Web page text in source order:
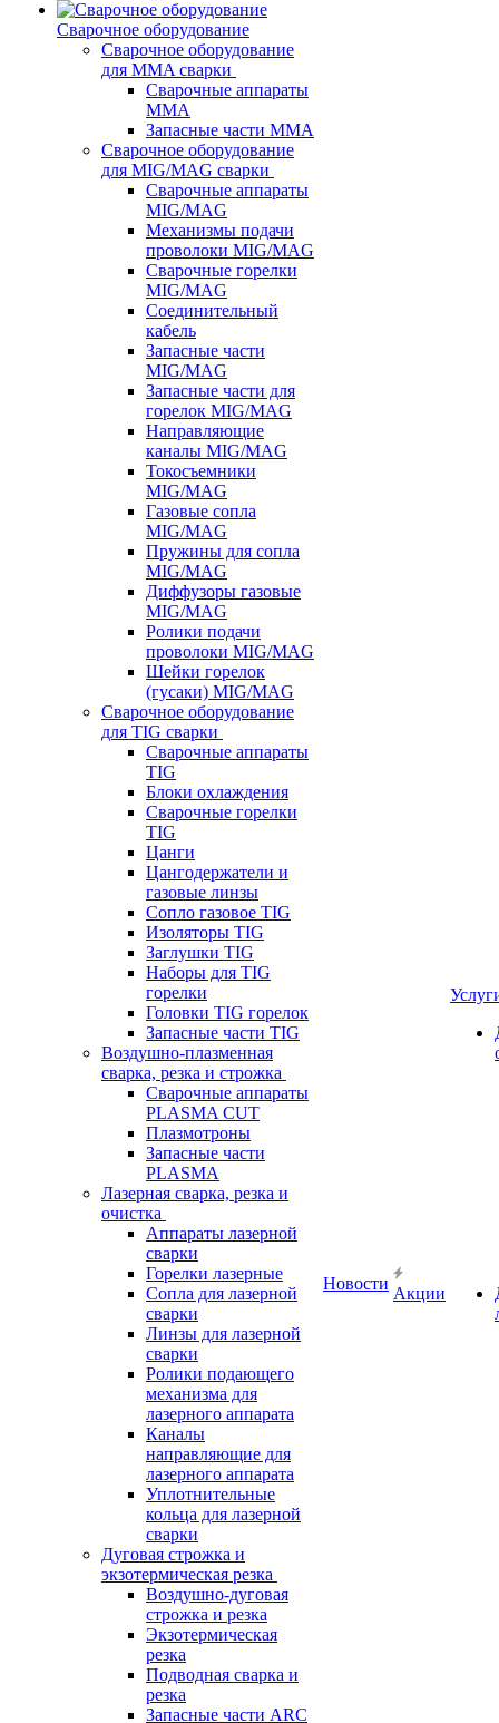
Сварочное оборудование
Сварочное оборудование
для MMA сварки
Сварочные аппараты
MMA
Запасные части MMA
Сварочное оборудование
для MIG/MAG сварки
Сварочные аппараты
MIG/MAG
Механизмы подачи
проволоки MIG/MAG
Сварочные горелки
MIG/MAG
Соединительный
кабель
Запасные части
MIG/MAG
Запасные части для
горелок MIG/MAG
Направляющие
каналы MIG/MAG
Токосъемники
MIG/MAG
Газовые сопла
MIG/MAG
Пружины для сопла
MIG/MAG
Диффузоры газовые
MIG/MAG
Ролики подачи
проволоки MIG/MAG
Шейки горелок
(гусаки) MIG/MAG
Сварочное оборудование
для TIG сварки
Сварочные аппараты
TIG
Блоки охлаждения
Сварочные горелки
TIG
Цанги
Цангодержатели и
газовые линзы
Сопло газовое TIG
Изоляторы TIG
Заглушки TIG
Наборы для TIG
горелки
Головки TIG горелок
Запасные части TIG
Воздушно-плазменная
сварка, резка и строжка
Сварочные аппараты
PLASMA CUT
Плазмотроны
Запасные части
PLASMA
Лазерная сварка, резка и
очистка
Аппараты лазерной
сварки
Горелки лазерные
Сопла для лазерной
сварки
Линзы для лазерной
сварки
Ролики подающего
механизма для
лазерного аппарата
Каналы
направляющие для
лазерного аппарата
Уплотнительные
кольца для лазерной
сварки
Дуговая строжка и
экзотермическая резка
Воздушно-дуговая
строжка и резка
Экзотермическая
резка
Подводная сварка и
резка
Запасные части ARC
Новости
Акции